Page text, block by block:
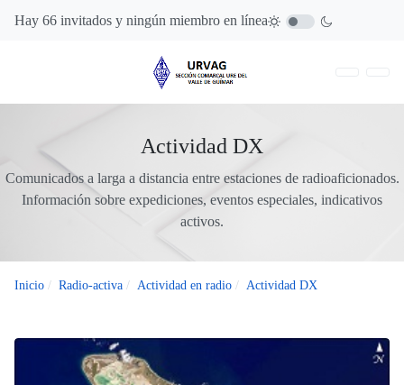
Hay 66 invitados y ningún miembro en línea
Actividad DX
Comunicados a larga a distancia entre estaciones de radioaficionados.
Información sobre expediciones, eventos especiales, indicativos
activos.
Inicio Radio-activa Actividad en radio Actividad DX